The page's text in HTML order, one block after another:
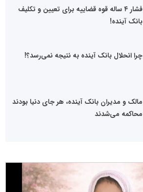
فشار ۴ ساله قوه قضاییه برای تعیین و تکلیف
بانک آینده!
چرا انحلال بانک آینده به نتیجه نمی‌رسد؟!
مالک و مدیران بانک آینده، هر جای دنیا بودند
محاکمه می‌شدند